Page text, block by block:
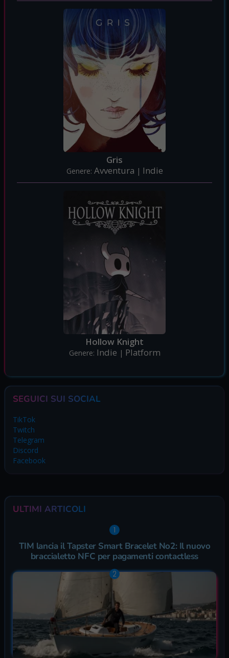
Gris
Genere: Avventura | Indie
Hollow Knight
Genere: Indie | Platform
SEGUICI SUI SOCIAL
TikTok
Twitch
Telegram
Discord
Facebook
ULTIMI ARTICOLI
TIM lancia il Tapster Smart Bracelet No2: Il nuovo
braccialetto NFC per pagamenti contactless